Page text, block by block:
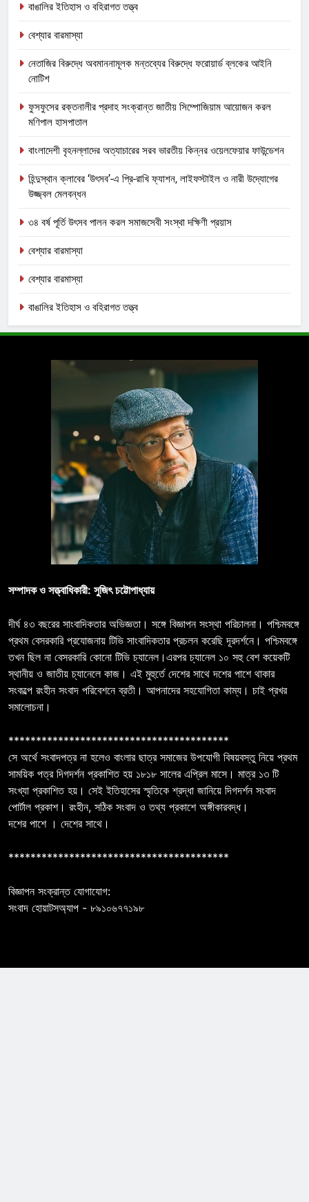
বাঙালির ইতিহাস ও বহিরাগত তত্ত্ব
বেশ্যার বারমাস্যা
নেতাজির বিরুদ্ধে অবমাননামূলক মন্তব্যের বিরুদ্ধে ফরোয়ার্ড ব্লকের আইনি
নোটিশ
ফুসফুসের রক্তনালীর প্রদাহ সংক্রান্ত জাতীয় সিম্পোজিয়াম আয়োজন করল
মণিপাল হাসপাতাল
বাংলাদেশী বৃহনল্লাদের অত্যাচারের সরব ভারতীয় কিন্নর ওয়েলফেয়ার ফাউন্ডেশন
হিন্দুস্থান ক্লাবের ‘উৎসব’-এ প্রি-রাখি ফ্যাশন, লাইফস্টাইল ও নারী উদ্যোগের
উজ্জ্বল মেলবন্ধন
৩৪ বর্ষ পূর্তি উৎসব পালন করল সমাজসেবী সংস্থা দক্ষিণী প্রয়াস
বেশ্যার বারমাস্যা
বেশ্যার বারমাস্যা
বাঙালির ইতিহাস ও বহিরাগত তত্ত্ব
সম্পাদক ও সত্ত্বাধিকারী: সুজিৎ চট্টোপাধ্যায়
দীর্ঘ ৪৩ বছরের সাংবাদিকতার অভিজ্ঞতা। সঙ্গে বিজ্ঞাপন সংস্থা পরিচালনা। পশ্চিমবঙ্গে
প্রথম বেসরকারি প্রযোজনায় টিভি সাংবাদিকতার প্রচলন করেছি দূরদর্শনে। পশ্চিমবঙ্গে
তখন ছিল না বেসরকারি কোনো টিভি চ্যানেল।এরপর চ্যানেল ১০ সহু বেশ কয়েকটি
স্থানীয় ও জাতীয় চ্যানেলে কাজ। এই মুহুর্তে দেশের সাথে দশের পাশে থাকার
সংকল্পে রংহীন সংবাদ পরিবেশনে ব্রতী। আপনাদের সহযোগিতা কাম্য। চাই প্রখর
সমালোচনা।
****************************************
সে অর্থে সংবাদপত্র না হলেও বাংলার ছাত্র সমাজের উপযোগী বিষয়বস্তু নিয়ে প্রথম
সাময়িক পত্র দিগদর্শন প্রকাশিত হয় ১৮১৮ সালের এপ্রিল মাসে। মাত্র ১৩ টি
সংখ্যা প্রকাশিত হয়। সেই ইতিহাসের স্মৃতিকে শ্রদ্ধা জানিয়ে দিগদর্শন সংবাদ
পোর্টাল প্রকাশ। রংহীন, সঠিক সংবাদ ও তথ্য প্রকাশে অঙ্গীকারবদ্ধ।
দশের পাশে । দেশের সাথে।
****************************************
বিজ্ঞাপন সংক্রান্ত যোগাযোগ:
সংবাদ হোয়াটসঅ্যাপ - ৮৯১০৬৭৭১৯৮